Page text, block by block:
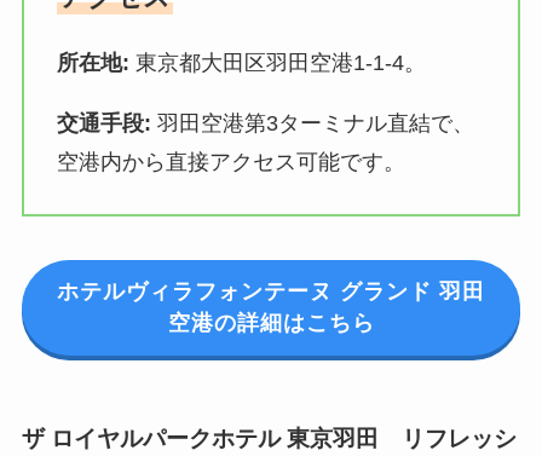
所在地: 東京都大田区羽田空港1-1-4。
交通手段: 羽田空港第3ターミナル直結で、
空港内から直接アクセス可能です。
ホテルヴィラフォンテーヌ グランド 羽田
空港の詳細はこちら
ザ ロイヤルパークホテル 東京羽田 リフレッシ